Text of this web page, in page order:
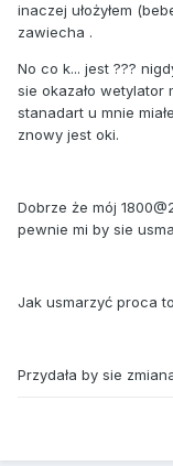
inaczej ułożyłem
zawiecha .
No co k... jest ???
sie okazało wetylator
stanadart u mnie
znowy jest oki.
Dobrze że mój
pewnie mi by sie
Jak usmarzyć proca to
Przydała by sie